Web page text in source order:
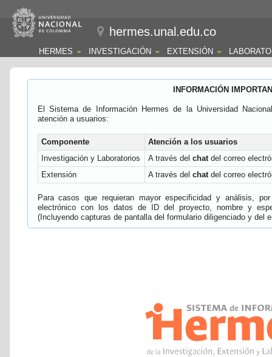
hermes.unal.edu.co
HERMES INVESTIGACIÓN EXTENSIÓN
INFORMACIÓN
El Sistema de Información Hermes de la Universidad
atención a usuarios:
Componente
Atención a los usuarios
Investigación y Laboratorios
A través del chatdel correo
Extensión
A través del chatdel correo
Para casos que requieran mayor especificidad y análisis,
electrónico con los datos de ID del proyecto, nombre y
(Incluyendo capturas de pantalla del formulario diligenciado y del